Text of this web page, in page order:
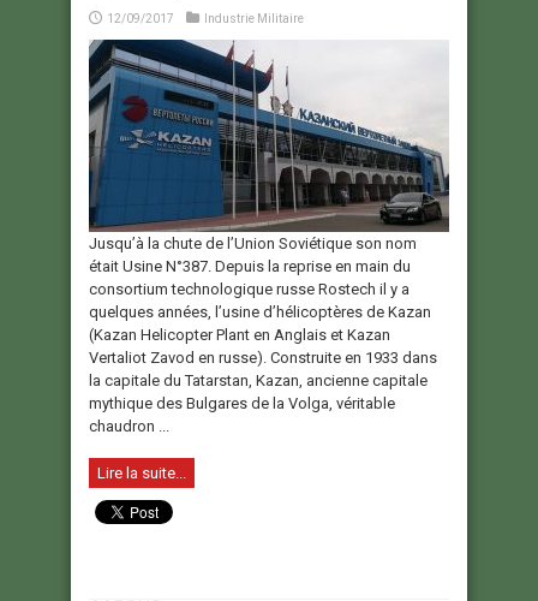
12/09/2017 Industrie Militaire
Jusqu’à la chute de l’Union Soviétique son nom
était Usine N°387. Depuis la reprise en main du
consortium technologique russe Rostech il y a
quelques années, l’usine d’hélicoptères de Kazan
(Kazan Helicopter Plant en Anglais et Kazan
Vertaliot Zavod en russe). Construite en 1933 dans
la capitale du Tatarstan, Kazan, ancienne capitale
mythique des Bulgares de la Volga, véritable
chaudron ...
Lire la suite...